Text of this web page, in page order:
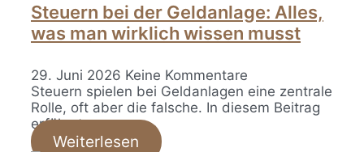
Steuern bei der Geldanlage: Alles,
was man wirklich wissen musst
29. Juni 2026 Keine Kommentare
Steuern spielen bei Geldanlagen eine zentrale
Rolle, oft aber die falsche. In diesem Beitrag
erfährst…
Weiterlesen